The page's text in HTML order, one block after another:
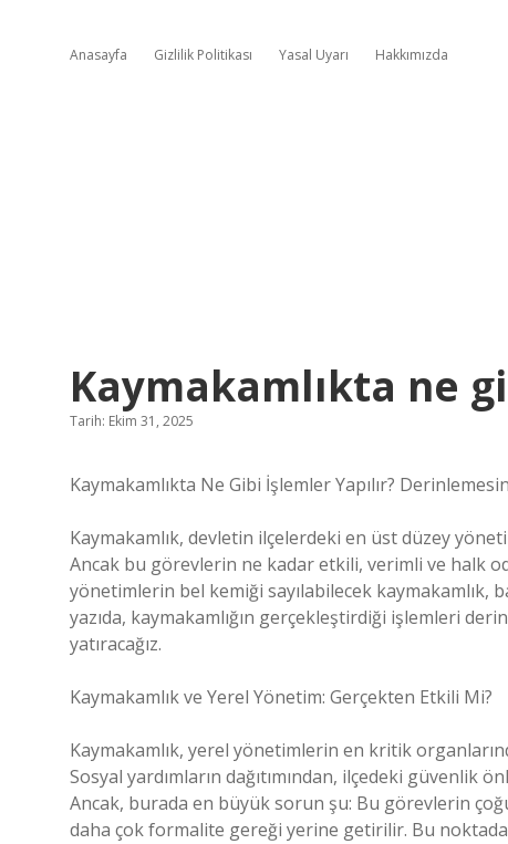
Anasayfa Gizlilik Politikası Yasal Uyarı Hakkımızda
Kaymakamlıkta ne
Tarih: Ekim 31, 2025
Kaymakamlıkta Ne Gibi İşlemler Yapılır?
Kaymakamlık, devletin ilçelerdeki en üst düzey
Ancak bu görevlerin ne kadar etkili, verimli ve halk
yönetimlerin bel kemiği sayılabilecek kaymakamlık,
yazıda, kaymakamlığın gerçekleştirdiği işlemleri
yatıracağız.
Kaymakamlık ve Yerel Yönetim: Gerçekten Etkili Mi?
Kaymakamlık, yerel yönetimlerin en kritik
Sosyal yardımların dağıtımından, ilçedeki güvenlik
Ancak, burada en büyük sorun şu: Bu görevlerin
daha çok formalite gereği yerine getirilir. Bu